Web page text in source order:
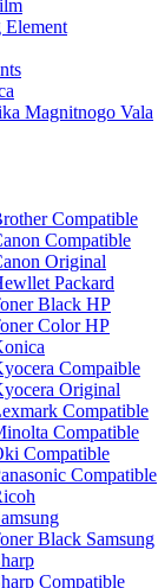
Element
Magnitnogo Vala
Compatible
Compatible
Original
Packard
Black HP
Color HP
Compaible
Original
Compatible
Compatible
Compatible
Compatible
Black Samsung
Compatible